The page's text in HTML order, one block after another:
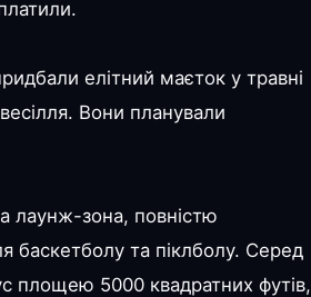
елітний маєток у травні
Вони планували
лаунж-зона, повністю
баскетболу та піклболу. Серед
площею 5000 квадратних футів,